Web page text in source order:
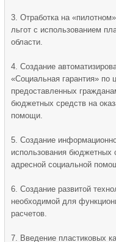
3. Отработка на
льгот с использованием
области.
4. Создание
«Социальная гарантия» по
предоставленных
бюджетных средств на
помощи.
5. Создание
использования бюджетных
адресной социальной
6. Создание развитой
необходимой для
расчетов.
7. Введение пластиковых